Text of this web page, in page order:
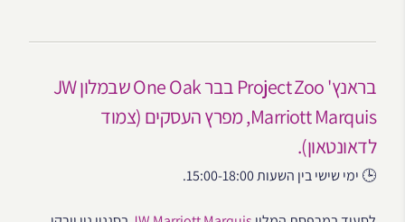
בראנץ' Project Zoo בבר One Oak שבמלון JW
Marriott Marquis, מפרץ העסקים (צמוד
לדאונטאון).
🕒 ימי שישי בין השעות 15:00-18:00.